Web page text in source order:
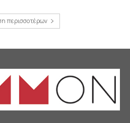
περισσοτέρων